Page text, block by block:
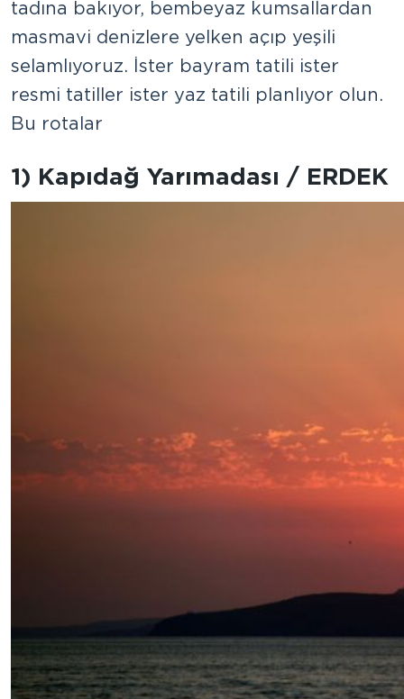
tadına bakıyor, bembeyaz kumsallardan
masmavi denizlere yelken açıp yeşili
selamlıyoruz. İster bayram tatili ister
resmi tatiller ister yaz tatili planlıyor olun.
Bu rotalar
1) Kapıdağ Yarımadası / ERDEK